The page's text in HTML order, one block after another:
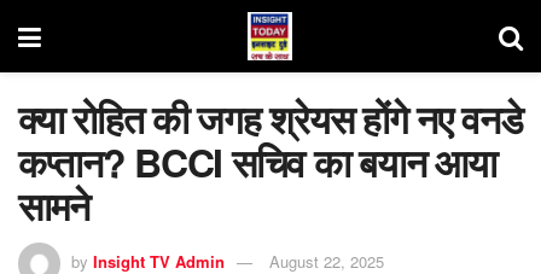
क्या रोहित की जगह श्रेयस होंगे नए वनडे
कप्तान? BCCI सचिव का बयान आया
सामने
by Insight TV Admin August 22, 2025